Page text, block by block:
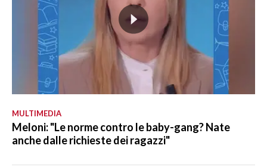
MULTIMEDIA
Meloni: "Le norme contro le baby-gang? Nate
anche dalle richieste dei ragazzi"